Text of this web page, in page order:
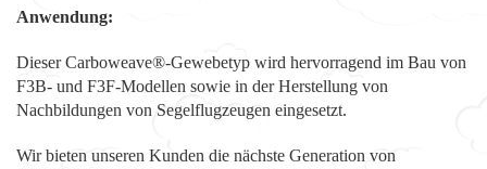
Anwendung:
Dieser Carboweave®-Gewebetyp wird hervorragend im Bau von
F3B- und F3F-Modellen sowie in der Herstellung von
Nachbildungen von Segelflugzeugen eingesetzt.
Wir bieten unseren Kunden die nächste Generation von